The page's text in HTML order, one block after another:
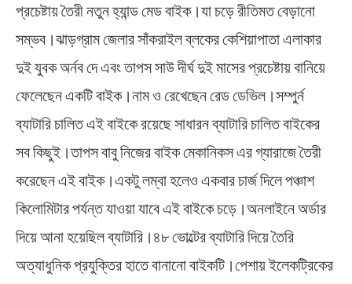
প্রচেষ্টায় তৈরী নতুন হ্যান্ড মেড বাইক।যা চড়ে রীতিমত বেড়ানো
সম্ভব।ঝাড়গ্রাম জেলার সাঁকরাইল ব্লকের কেশিয়াপাতা এলাকার
দুই যুবক অর্নব দে এবং তাপস সাউ দীর্ঘ দুই মাসের প্রচেষ্টায় বানিয়ে
ফেলেছেন একটি বাইক।নাম ও রেখেছেন রেড ডেভিল।সম্পুর্ন
ব্যাটারি চালিত এই বাইকে রয়েছে সাধারন ব্যাটারি চালিত বাইকের
সব কিছুই।তাপস বাবু নিজের বাইক মেকানিকস এর গ্যারাজে তৈরী
করেছেন এই বাইক।একটু লম্বা হলেও একবার চার্জ দিলে পঞ্চাশ
কিলোমিটার পর্যন্ত যাওয়া যাবে এই বাইকে চড়ে।অনলাইনে অর্ডার
দিয়ে আনা হয়েছিল ব্যাটারি।৪৮ ভোল্টের ব্যাটারি দিয়ে তৈরি
অত্যাধুনিক প্রযুক্তির হাতে বানানো বাইকটি।পেশায় ইলেকট্রিকের